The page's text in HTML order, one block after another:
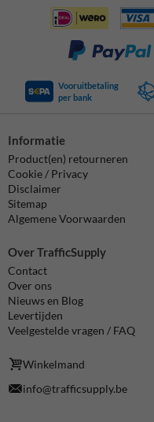
Vooruitbetaling
per bank
Informatie
Product(en) retourneren
Cookie / Privacy
Disclaimer
Sitemap
Algemene Voorwaarden
Over TrafficSupply
Contact
Over ons
Nieuws en Blog
Levertijden
Veelgestelde vragen / FAQ
Winkelmand
info@trafficsupply.be